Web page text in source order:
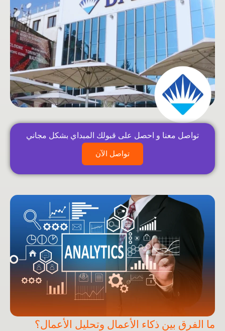
تواصل معنا و احصل على قبولك المبداي بشكل مجاني
تواصل الآن
ما الفرق بين ذكاء الأعمال وتحليل الأعمال؟